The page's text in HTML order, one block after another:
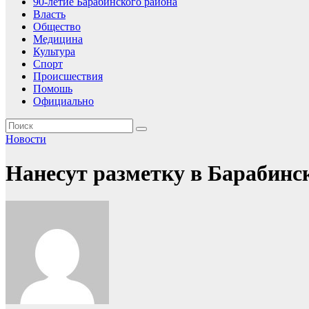
Власть
Общество
Медицина
Культура
Спорт
Происшествия
Помошь
Официально
Новости
Нанесут разметку в